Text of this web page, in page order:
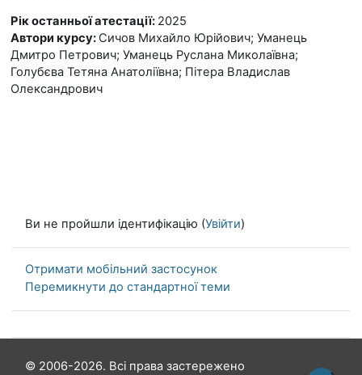
Рік останньої атестації: 2025
Автори курсу: Сичов Михайло Юрійович; Уманець
Дмитро Петрович; Уманець Руслана Миколаївна;
Голубєва Тетяна Анатоліївна; Пітера Владислав
Олександрович
Ви не пройшли ідентифікацію (Увійти)
Отримати мобільний застосунок
Перемикнути до стандартної теми
© 2006-2026. Всі права застережено